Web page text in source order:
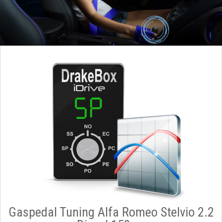
Gaspedal Tuning Alfa Romeo Stelvio 2.2